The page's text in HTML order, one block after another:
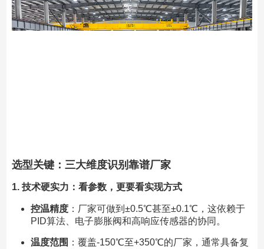
选型关键：三大维度识别靠谱厂家
1. 技术硬实力：看参数，更要看实现方式
控温精度：厂家可做到±0.5℃甚至±0.1℃，这依赖于
PID算法、电子膨胀阀和高响应传感器的协同。
温度范围 ：覆盖-150℃至+350℃的厂家，通常具备复